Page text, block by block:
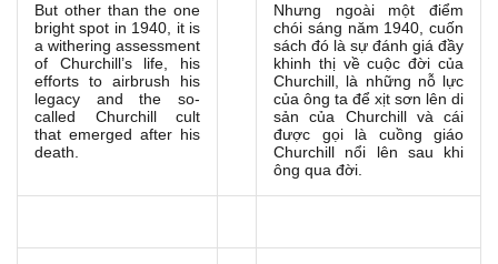
But other than the one
bright spot in 1940, it is
a withering assessment
of Churchill’s life, his
efforts to airbrush his
legacy and the so-
called Churchill cult
that emerged after his
death.
Nhưng ngoài một điểm
chói sáng năm 1940, cuốn
sách đó là sự đánh giá đầy
khinh thị về cuộc đời của
Churchill, là những nỗ lực
của ông ta để xịt sơn lên di
sản của Churchill và cái
được gọi là cuồng giáo
Churchill nổi lên sau khi
ông qua đời.